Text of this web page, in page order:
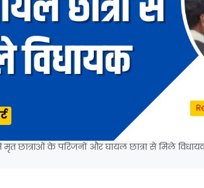
छात्राओं के परिजनों और घायल छात्रा से मिले